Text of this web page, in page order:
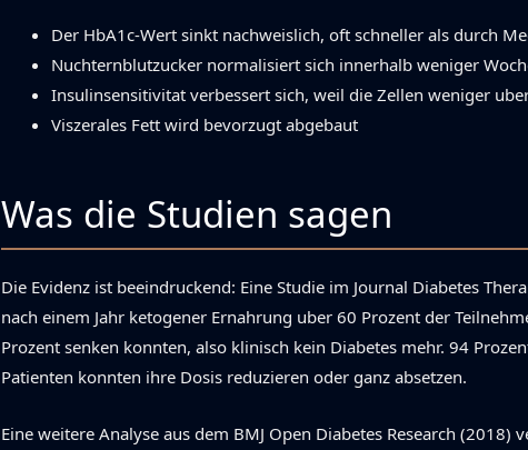
Der HbA1c-Wert sinkt nachweislich, oft schneller als durch
Nuchternblutzucker normalisiert sich innerhalb weniger
Insulinsensitivitat verbessert sich, weil die Zellen weniger
Viszerales Fett wird bevorzugt abgebaut
Was die Studien sagen
Die Evidenz ist beeindruckend: Eine Studie im Journal Diabetes
nach einem Jahr ketogener Ernahrung uber 60 Prozent der
Prozent senken konnten, also klinisch kein Diabetes mehr. 94
Patienten konnten ihre Dosis reduzieren oder ganz absetzen.
Eine weitere Analyse aus dem BMJ Open Diabetes Research (2018)